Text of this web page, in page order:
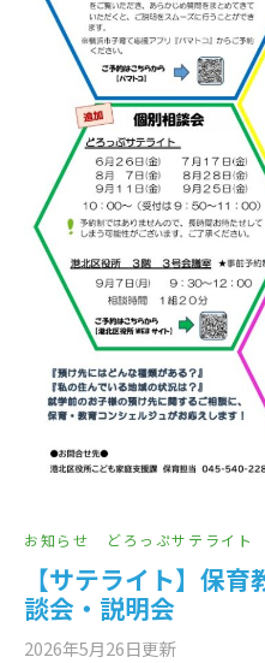
お知らせ どろっぷサテライト
【サテライト】保
談会・説明会
2026年5月26日更新